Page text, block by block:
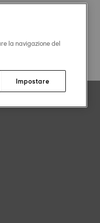
la navigazione del
Impostare